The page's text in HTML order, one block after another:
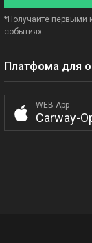
*Получайте первыми
событиях.
Платфома для
WEB App
Carway-